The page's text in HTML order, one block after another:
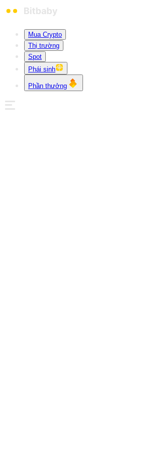
Mua Crypto
Thị trường
Spot
Phái sinh
Phần thưởng